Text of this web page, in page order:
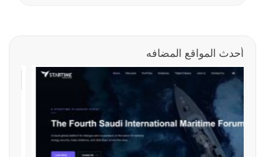
أحدث المواقع المضافه